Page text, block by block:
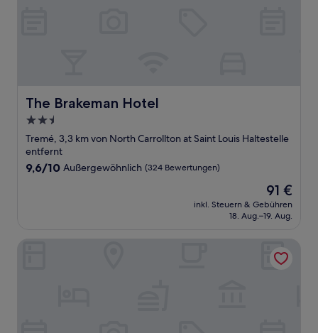
The Brakeman Hotel
The Brakeman Hotel
2.5-
Sterne-
Unterkunft
Tremé, 3,3 km von North Carrollton at Saint Louis Haltestelle
entfernt
9.6
9,6/10 Außergewöhnlich (324 Bewertungen)
Der
Preis
beträgt
91 €
inkl. Steuern & Gebühren
18. Aug.–19. Aug.
Hampton Inn & Suites New Orleans Canal St. French